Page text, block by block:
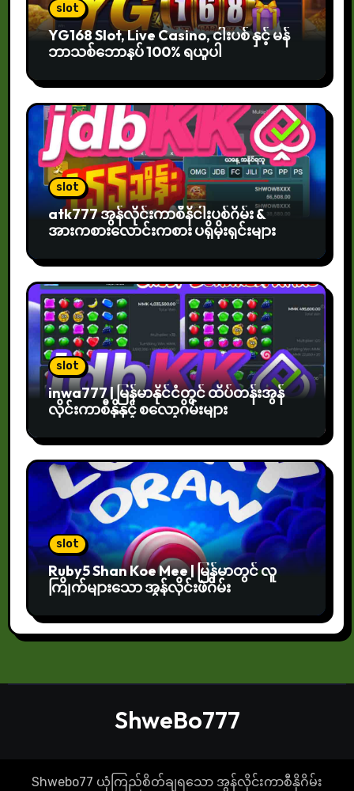
slot
YG168 Slot, Live Casino, ငါးပစ် နှင့် မန်
ဘာသစ်ဘောနပ် 100% ရယူပါ
slot
atk777 အွန်လိုင်းကာစီနိငါးပစ်ဂိမ်း &
အားကစားလောင်းကစား ပရိုမိုးရှင်းများ
slot
inwa777 | မြန်မာနိုင်ငံတွင် ထိပ်တန်းအွန်
လိုင်းကာစီနိုနှင့် စလော့ဂိမ်းများ
slot
Ruby5 Shan Koe Mee | မြန်မာတွင် လူ
ကြိုက်များသော အွန်လိုင်းဖဲဂိမ်း
ShweBo777
Shwebo77 ယုံကြည်စိတ်ချရသော အွန်လိုင်းကာစီနိုဂိမ်း